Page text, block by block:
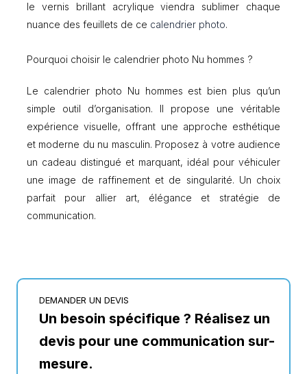
le vernis brillant acrylique viendra sublimer chaque
nuance des feuillets de ce calendrier photo.
Pourquoi choisir le calendrier photo Nu hommes ?
Le calendrier photo Nu hommes est bien plus qu’un
simple outil d’organisation. Il propose une véritable
expérience visuelle, offrant une approche esthétique
et moderne du nu masculin. Proposez à votre audience
un cadeau distingué et marquant, idéal pour véhiculer
une image de raffinement et de singularité. Un choix
parfait pour allier art, élégance et stratégie de
communication.
DEMANDER UN DEVIS
Un besoin spécifique ? Réalisez un
devis pour une communication sur-
mesure.